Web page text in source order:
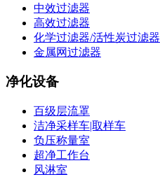
中效过滤器
高效过滤器
化学过滤器/活性炭过滤器
金属网过滤器
净化设备
百级层流罩
洁净采样车|取样车
负压称量室
超净工作台
风淋室